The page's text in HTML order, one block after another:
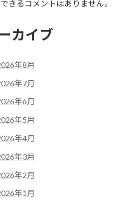
きるコメントはありません。
カイブ
年8月
年7月
年6月
年5月
年4月
年3月
年2月
年1月